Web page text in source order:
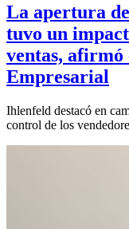
La apertura
tuvo un
ventas, afirmó
Empresarial
Ihlenfeld destacó en
control de los